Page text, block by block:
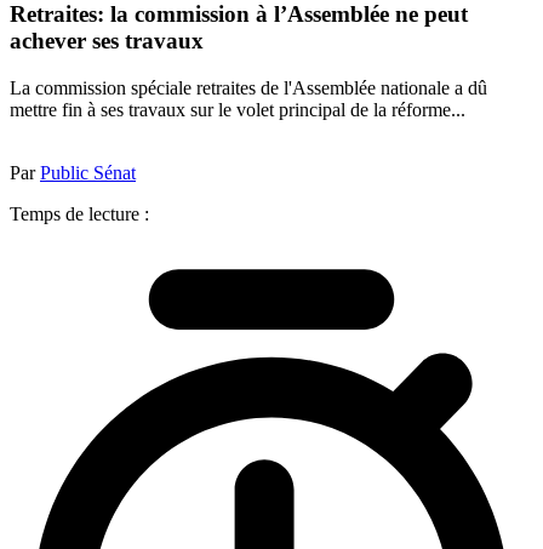
Retraites: la commission à l’Assemblée ne peut
achever ses travaux
La commission spéciale retraites de l'Assemblée nationale a dû
mettre fin à ses travaux sur le volet principal de la réforme...
ParPublic Sénat
Temps de lecture :